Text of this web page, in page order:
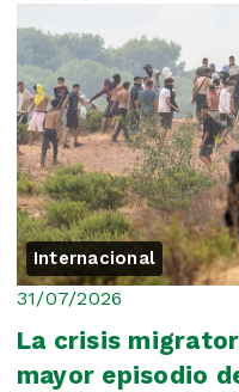
Internacional
31/07/2026
La crisis
mayor episodio